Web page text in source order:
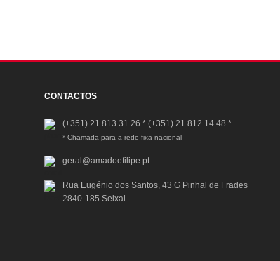
CONTACTOS
(+351) 21 813 31 26 *(+351) 21 812 14 48 *
* Chamada para a rede fixa nacional
geral@amadoefilipe.pt
Rua Eugénio dos Santos, 43 G Pinhal de Frades
2840-185 Seixal